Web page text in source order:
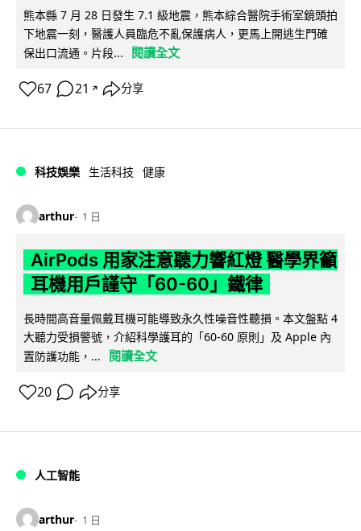
熊本縣 7 月 28 日發生 7.1 級地震，熊本綜合醫院手術室鏡頭拍
下地震一刻，醫護人員臨危不亂保護病人，更馬上開逃生門確
保出口流通。片段...
閱讀全文
67 21 ↗ 分享
科技娛樂 生活科技 健康
arthur 1 日
AirPods 用家注意聽力響紅燈 醫學界籲
耳機用戶謹守「60-60」鐵律
長時間高音量佩戴耳機可能導致永久性噪音性聽損。本文盤點 4
大聽力受損警號，介紹科學護耳的「60-60 原則」及 Apple 內
置防護功能，...
閱讀全文
20 分享
人工智能
arthur 1 日